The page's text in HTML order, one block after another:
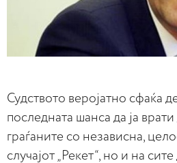
Судството веројатно сфаќа
последната шанса да ја врати
граѓаните со независна,
случајот „Рекет“, но и на